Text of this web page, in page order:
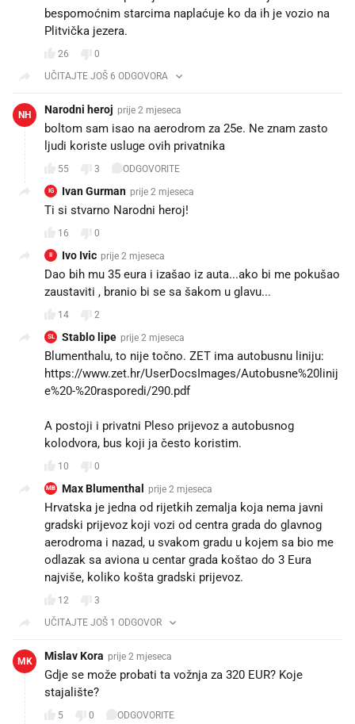
bespomoćnim starcima naplaćuje ko da ih je vozio na
Plitvička jezera.
26
0
UČITAJTE JOŠ 6 ODGOVORA
NH Narodni heroj prije 2 mjeseca
boltom sam isao na aerodrom za 25e. Ne znam zasto
ljudi koriste usluge ovih privatnika
55 3 ODGOVORITE
IG Ivan Gurman prije 2 mjeseca
Ti si stvarno Narodni heroj!
16 0
II Ivo Ivic prije 2 mjeseca
Dao bih mu 35 eura i izašao iz auta...ako bi me pokušao
zaustaviti , branio bi se sa šakom u glavu...
14 2
SL Stablo lipe prije 2 mjeseca
Blumenthalu, to nije točno. ZET ima autobusnu liniju:
https://www.zet.hr/UserDocsImages/Autobusne%20linij
e%20-%20rasporedi/290.pdf
A postoji i privatni Pleso prijevoz a autobusnog
kolodvora, bus koji ja često koristim.
10 0
MB Max Blumenthal prije 2 mjeseca
Hrvatska je jedna od rijetkih zemalja koja nema javni
gradski prijevoz koji vozi od centra grada do glavnog
aerodroma i nazad, u svakom gradu u kojem sa bio me
odlazak sa aviona u centar grada koštao do 3 Eura
najviše, koliko košta gradski prijevoz.
12
3
UČITAJTE JOŠ 1 ODGOVOR
MK Mislav Kora prije 2 mjeseca
Gdje se može probati ta vožnja za 320 EUR? Koje
stajalište?
5 0 ODGOVORITE